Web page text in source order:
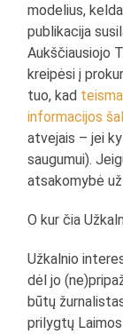
modelius,
publikacija
Aukščiausiojo
kreipėsi į
tuo, kad
informacijos
atvejais – jei
saugumui).
atsakomybė
O kur čia
Užkalnio
dėl jo
būtų
prilygtų